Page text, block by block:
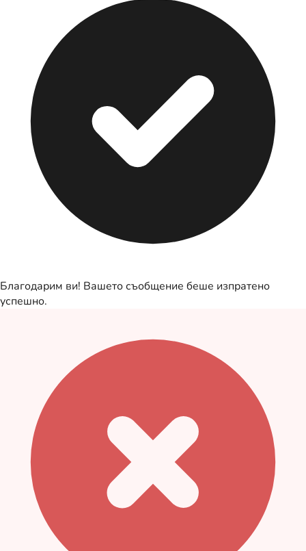
Благодарим ви! Вашето съобщение беше изпратено
успешно.